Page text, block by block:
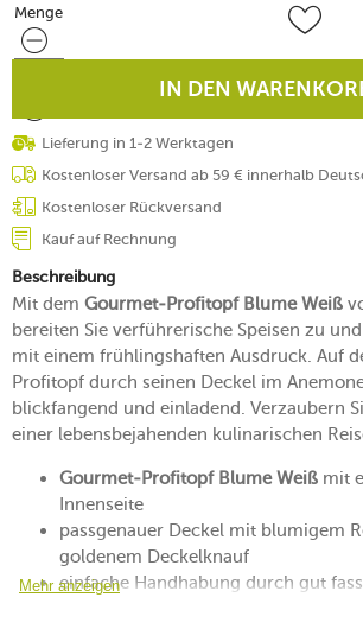
Menge
Menge
IN DEN
Lieferung in 1-2 Werktagen
Kostenloser Versand ab 59 € innerhalb
Kostenloser Rückversand
Kauf auf Rechnung
Beschreibung
Mit dem Gourmet-Profitopf Blume Weiß
bereiten Sie verführerische Speisen zu
mit einem frühlingshaften Ausdruck. Auf
Profitopf durch seinen Deckel im
blickfangend und einladend. Verzaubern
einer lebensbejahenden kulinarischen
Gourmet-Profitopf Blume Weiß mit
Innenseite
passgenauer Deckel mit blumigem
goldenem Deckelknauf
einfache Handhabung durch gut
Mehr anzeigen